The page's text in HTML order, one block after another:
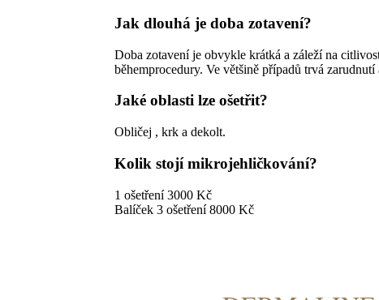
Jak dlouhá je doba zotavení?
Doba zotavení je obvykle krátká a záleží na
běhemprocedury. Ve většině případů trvá
Jaké oblasti lze ošetřit?
Obličej , krk a dekolt.
Kolik stojí mikrojehličkování?
1 ošetření 3000 Kč
Balíček 3 ošetření 8000 Kč